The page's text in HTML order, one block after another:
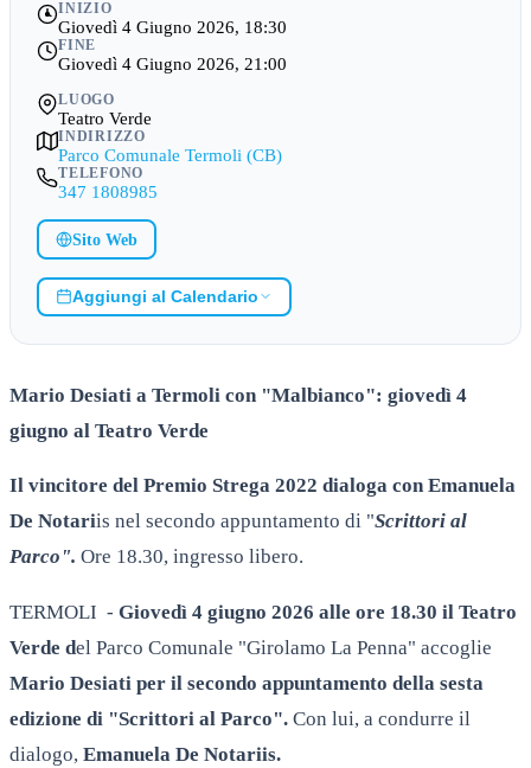
INIZIO
Giovedì 4 Giugno 2026, 18:30
FINE
Giovedì 4 Giugno 2026, 21:00
LUOGO
Teatro Verde
INDIRIZZO
Parco Comunale Termoli (CB)
TELEFONO
347 1808985
Sito Web
Aggiungi al Calendario
Mario Desiati a Termoli con "Malbianco": giovedì 4
giugno al Teatro Verde
Il vincitore del Premio Strega 2022 dialoga con Emanuela
De Notariis nel secondo appuntamento di "Scrittori al
Parco". Ore 18.30, ingresso libero.
TERMOLI - Giovedì 4 giugno 2026 alle ore 18.30 il Teatro
Verde del Parco Comunale "Girolamo La Penna" accoglie
Mario Desiati per il secondo appuntamento della sesta
edizione di "Scrittori al Parco". Con lui, a condurre il
dialogo, Emanuela De Notariis.